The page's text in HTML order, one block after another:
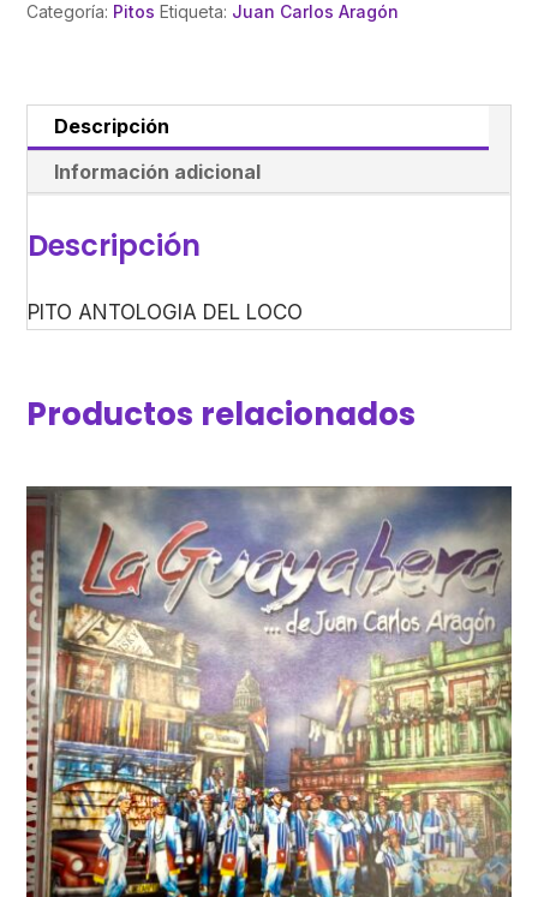
Categoría: Pitos Etiqueta: Juan Carlos Aragón
Descripción
Información adicional
Descripción
PITO ANTOLOGIA DEL LOCO
Productos relacionados